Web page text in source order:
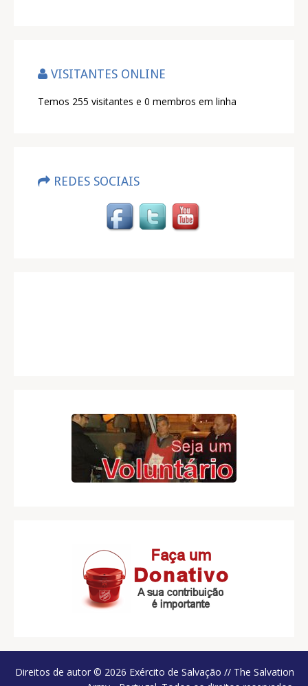
VISITANTES ONLINE
Temos 255 visitantes e 0 membros em linha
REDES SOCIAIS
Direitos de autor © 2026 Exército de Salvação // The Salvation